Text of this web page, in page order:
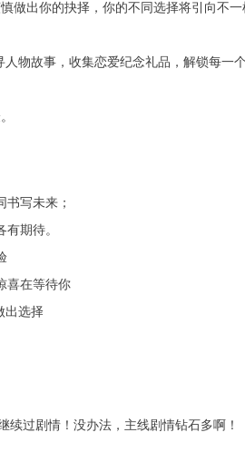
做出你的抉择，你的不同选择将引向不一
物故事，收集恋爱纪念礼品，解锁每一个
写未来；
期待。
喜在等待你
出选择
过剧情！没办法，主线剧情钻石多啊！